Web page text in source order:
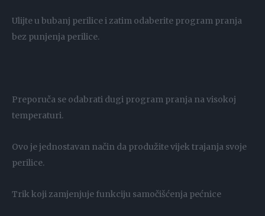
Ulijte u bubanj perilice i zatim odaberite program pranja
bez punjenja perilice.
Preporuča se odabrati dugi program pranja na visokoj
temperaturi.
Ovo je jednostavan način da produžite vijek trajanja svoje
perilice.
Trik koji zamjenjuje funkciju samočišćenja pećnice